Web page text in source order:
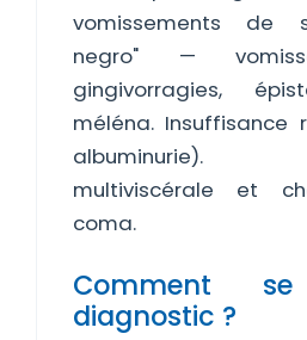
vomissements de
negro" —
gingivorragies,
méléna. Insuffisance
albuminurie).
multiviscérale et
coma.
Comment
diagnostic ?